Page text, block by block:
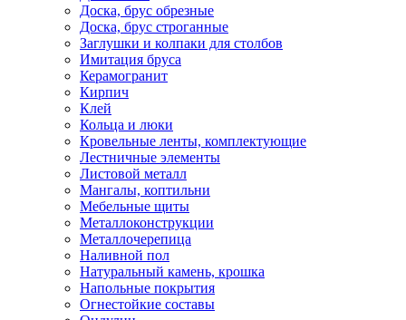
Доска, брус обрезные
Доска, брус строганные
Заглушки и колпаки для столбов
Имитация бруса
Керамогранит
Кирпич
Клей
Кольца и люки
Кровельные ленты, комплектующие
Лестничные элементы
Листовой металл
Мангалы, коптильни
Мебельные щиты
Металлоконструкции
Металлочерепица
Наливной пол
Натуральный камень, крошка
Напольные покрытия
Огнестойкие составы